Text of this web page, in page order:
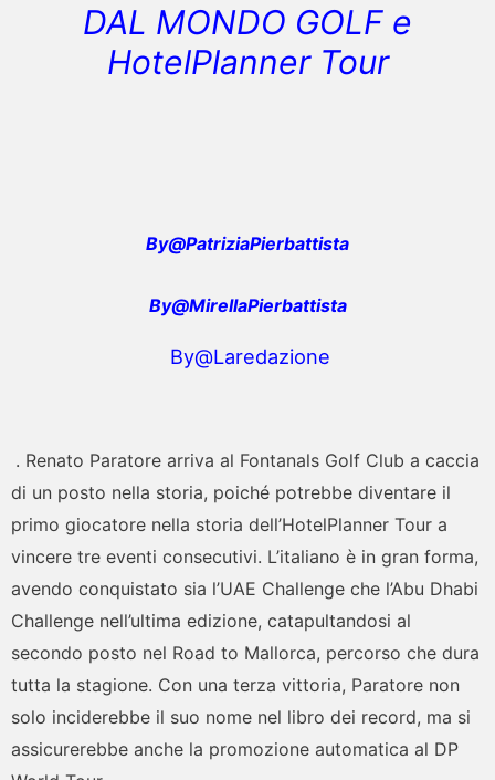
DAL MONDO GOLF e
HotelPlanner Tour
By@PatriziaPierbattista
By@MirellaPierbattista
By@Laredazione
. Renato Paratore arriva al Fontanals Golf Club a caccia
di un posto nella storia, poiché potrebbe diventare il
primo giocatore nella storia dell’HotelPlanner Tour a
vincere tre eventi consecutivi. L’italiano è in gran forma,
avendo conquistato sia l’UAE Challenge che l’Abu Dhabi
Challenge nell’ultima edizione, catapultandosi al
secondo posto nel Road to Mallorca, percorso che dura
tutta la stagione. Con una terza vittoria, Paratore non
solo inciderebbe il suo nome nel libro dei record, ma si
assicurerebbe anche la promozione automatica al DP